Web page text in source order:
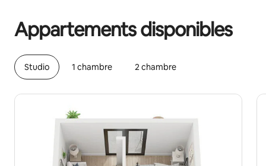
Appartements disponibles
Studio 1 chambre 2 chambre